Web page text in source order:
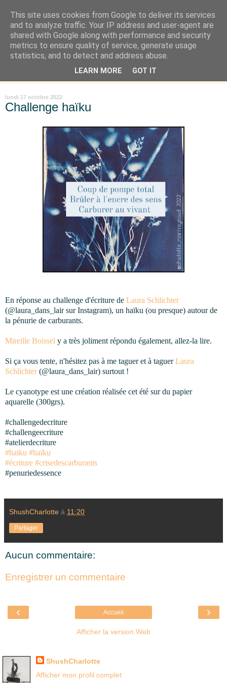
Là où je suis née
"Les temps sont durs pour les rêveurs" mais shush shush,
j'ai le cœur à l'affût et j'ouvre mon carnet de peau. « Soyez
vous-même, tous les autres sont déjà pris. » Oscar Wilde
lundi 17 octobre 2022
Challenge haïku
En réponse au challenge d'écriture de Laura Schlichter
(@laura_dans_lair sur Instagram), un haïku (ou presque) autour de
la pénurie de carburants.
Mireille Boissel y a très joliment répondu également, allez-la lire.
Si ça vous tente, n'hésitez pas à me taguer et à taguer Laura
Schlichter (@laura_dans_lair) surtout !
Le cyanotype est une création réalisée cet été sur du papier
aquarelle (300grs).
#challengedecriture
#challengeecriture
#atelierdecriture
#haiku #haïku
#écriture #crisedescarburants
#penuriedessence
ShushCharlotte à 11:20
Partager
Aucun commentaire:
Enregistrer un commentaire
‹ ›
Accueil
Afficher la version Web
ShushCharlotte
Afficher mon profil complet
This site uses cookies from Google to deliver its services
and to analyze traffic. Your IP address and user-agent are
shared with Google along with performance and security
metrics to ensure quality of service, generate usage
statistics, and to detect and address abuse.
LEARN MORE GOT IT